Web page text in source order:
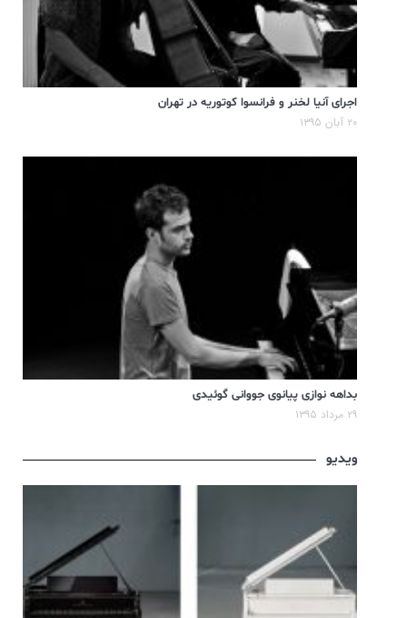
اجرای آنیا لخنر و فرانسوا کوتوریه در تهران
۲۰ آبان ۱۳۹۵
بداهه نوازی پیانوی جووانی گوئیدی
۲۹ مرداد ۱۳۹۵
ویدیو